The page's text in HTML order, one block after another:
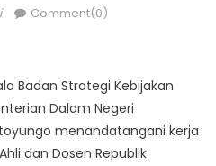
Comment(0)
Badan Strategi Kebijakan
Dalam Negeri
menandatangani kerja
dan Dosen Republik